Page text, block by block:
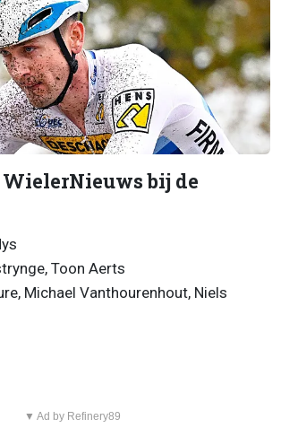
bij de
Toon Aerts
Michael Vanthourenhout, Niels
▼ Ad by Refinery89